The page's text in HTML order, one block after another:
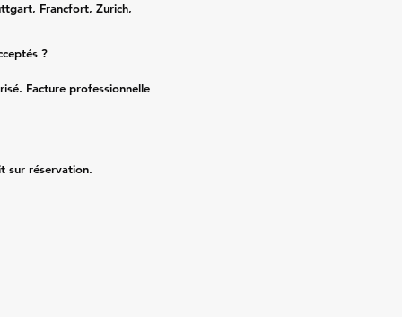
Francfort, Zurich,
?
Facture professionnelle
sur réservation.